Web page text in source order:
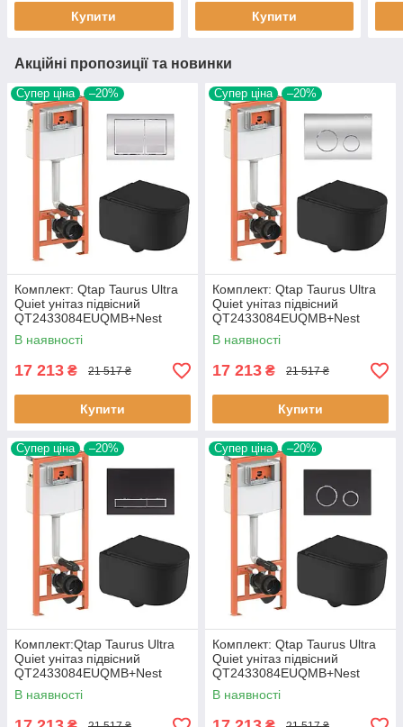
Купити Купити
Акційні пропозиції та новинки
Супер ціна –20%
Комплект: Qtap Taurus Ultra
Quiet унітаз підвісний
QT2433084EUQMB+Nest
комплект інсталяції 4в1
(Кавіша
В наявності
17 213 ₴ 21 517 ₴
Купити
Супер ціна –20%
Комплект: Qtap Taurus Ultra
Quiet унітаз підвісний
QT2433084EUQMB+Nest
комплект інсталяції 4в1
(Кавіша
В наявності
17 213 ₴ 21 517 ₴
Купити
Супер ціна –20%
Комплект:Qtap Taurus Ultra
Quiet унітаз підвісний
QT2433084EUQMB+Nest
комплект інсталяції 4в1
(Кавіша
В наявності
Супер ціна –20%
Комплект: Qtap Taurus Ultra
Quiet унітаз підвісний
QT2433084EUQMB+Nest
комплект інсталяції 4в1
(Кавіша
В наявності